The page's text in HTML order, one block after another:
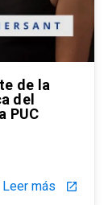
de la
del
PUC
Leer más launch